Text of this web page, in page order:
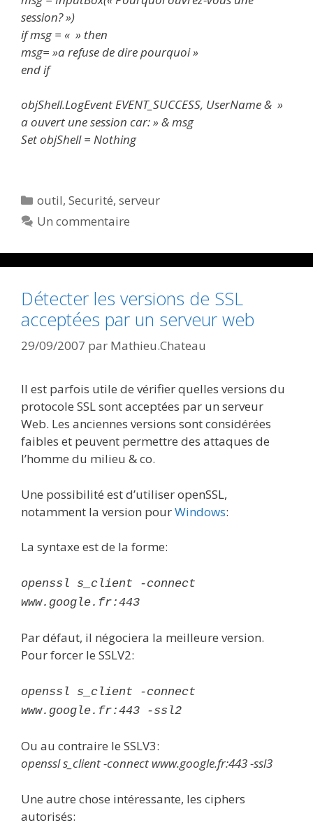
session? »)
if msg = « » then
msg= »a refuse de dire pourquoi »
end if
objShell.LogEvent EVENT_SUCCESS, UserName & »
a ouvert une session car: » & msg
Set objShell = Nothing
Catégories
outil,Securité,serveur
Un commentaire
Détecter les versions de SSL
acceptées par un serveur web
29/09/2007 par Mathieu.Chateau
Il est parfois utile de vérifier quelles versions du
protocole SSL sont acceptées par un serveur
Web. Les anciennes versions sont considérées
faibles et peuvent permettre des attaques de
l’homme du milieu & co.
Une possibilité est d’utiliser openSSL,
notamment la version pourWindows:
La syntaxe est de la forme:
openssl s_client -connect
www.google.fr:443
Par défaut, il négociera la meilleure version.
Pour forcer le SSLV2:
openssl s_client -connect
www.google.fr:443 -ssl2
Ou au contraire le SSLV3:
openssl s_client -connect www.google.fr:443 -ssl3
Une autre chose intéressante, les ciphers
autorisés: